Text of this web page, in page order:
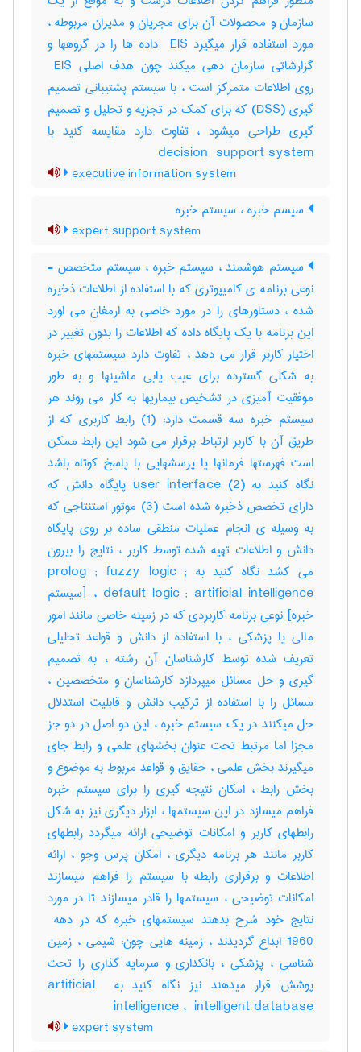
سازمان و محصولات آن برای مجریان و مدیران مربوطه ،
مورد استفاده قرار میگیرد ‎ EIS داده ها را در گروهها و
گزارشاتی سازمان دهی میکند چون هدف اصلی ‎ EIS
روی اطلاعات متمرکز است ، با سیستم پشتیبانی تصمیم
گیری (‎DSS) که برای کمک در تجزیه و تحلیل و تصمیم
گیری طراحی میشود ، تفاوت دارد مقایسه کنید با
‎decision ‎ support system
executive information system
سیسم خبره ، سیستم خبره
expert support system
سیستم هوشمند ، سیستم خبره ، سیستم متخصص -
نوعی برنامه ی کامیپوتری که با استفاده از اطلاعات ذخیره
شده ، دستاورهای را در مورد خاصی به ارمغان می اورد
این برنامه با یک پایگاه داده که اطلاعات را بدون تغییر در
اختیار کاربر قرار می دهد ، تفاوت دارد سیستمهای خبره
به شکلی گسترده برای عیب یابی ماشینها و به طور
موفقیت آمیزی در تشخیص بیماریها به کار می روند هر
سیستم خبره سه قسمت دارد: (1) رابط کاربری که از
طریق آن با کاربر ارتباط برقرار می شود این رابط ممکن
است فهرستها فرمانها یا پرسشهایی با پاسخ کوتاه باشد
نگاه کنید به user interface (2) پایگاه دانش که
دارای تخصص ذخیره شده است (3) موتور استنتاجی که
به وسیله ی انجام عملیات منطقی ساده بر روی پایگاه
دانش و اطلاعات تهیه شده توسط کاربر ، نتایج را بیرون
می کشد نگاه کنید به prolog ; fuzzy logic ;
default logic ; artificial intelligence ، [سیستم
خبره] نوعی برنامه کاربردی که در زمینه خاصی مانند امور
مالی یا پزشکی ، با استفاده از دانش و قواعد تحلیلی
تعریف شده توسط کارشناسان آن رشته ، به تصمیم
گیری و حل مسائل میپردازد کارشناسان و متخصصین ،
مسائل را با استفاده از ترکیب دانش و قابلیت استدلال
حل میکنند در یک سیستم خبره ، این دو اصل در دو جز
مجزا اما مرتبط تحت عنوان بخشهای علمی و رابط جای
میگیرند بخش علمی ، حقایق و قواعد مربوط به موضوع و
بخش رابط ، امکان نتیجه گیری را برای سیستم خبره
فراهم میسازد در این سیستمها ، ابزار دیگری نیز به شکل
رابطهای کاربر و امکانات توضیحی ارائه میگردد رابطهای
کاربر مانند هر برنامه دیگری ، امکان پرس وجو ، ارائه
اطلاعات و برقراری رابطه با سیستم را فراهم میسازند
امکانات توضیحی ، سیستمها را قادر میسازند تا در مورد
1960 ابداع گردیدند ، زمینه هایی چون: شیمی ، زمین
شناسی ، پزشکی ، بانکداری و سرمایه گذاری را تحت
پوشش قرار میدهند نیز نگاه کنید به ‎artificial ‎
intelligence ، ‎ intelligent database
expert system